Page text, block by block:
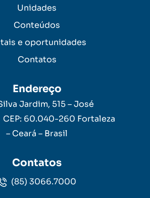
Unidades
Conteúdos
e oportunidades
Contatos
Endereço
Jardim, 515 – José
60.040-260 Fortaleza
– Ceará – Brasil
Contatos
(85) 3066.7000